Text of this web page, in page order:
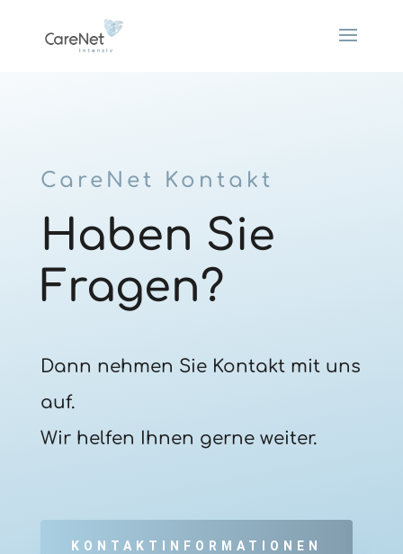
CareNet Kontakt
Haben Sie
Fragen?
Dann nehmen Sie Kontakt mit uns
auf.
Wir helfen Ihnen gerne weiter.
KONTAKTINFORMATIONEN